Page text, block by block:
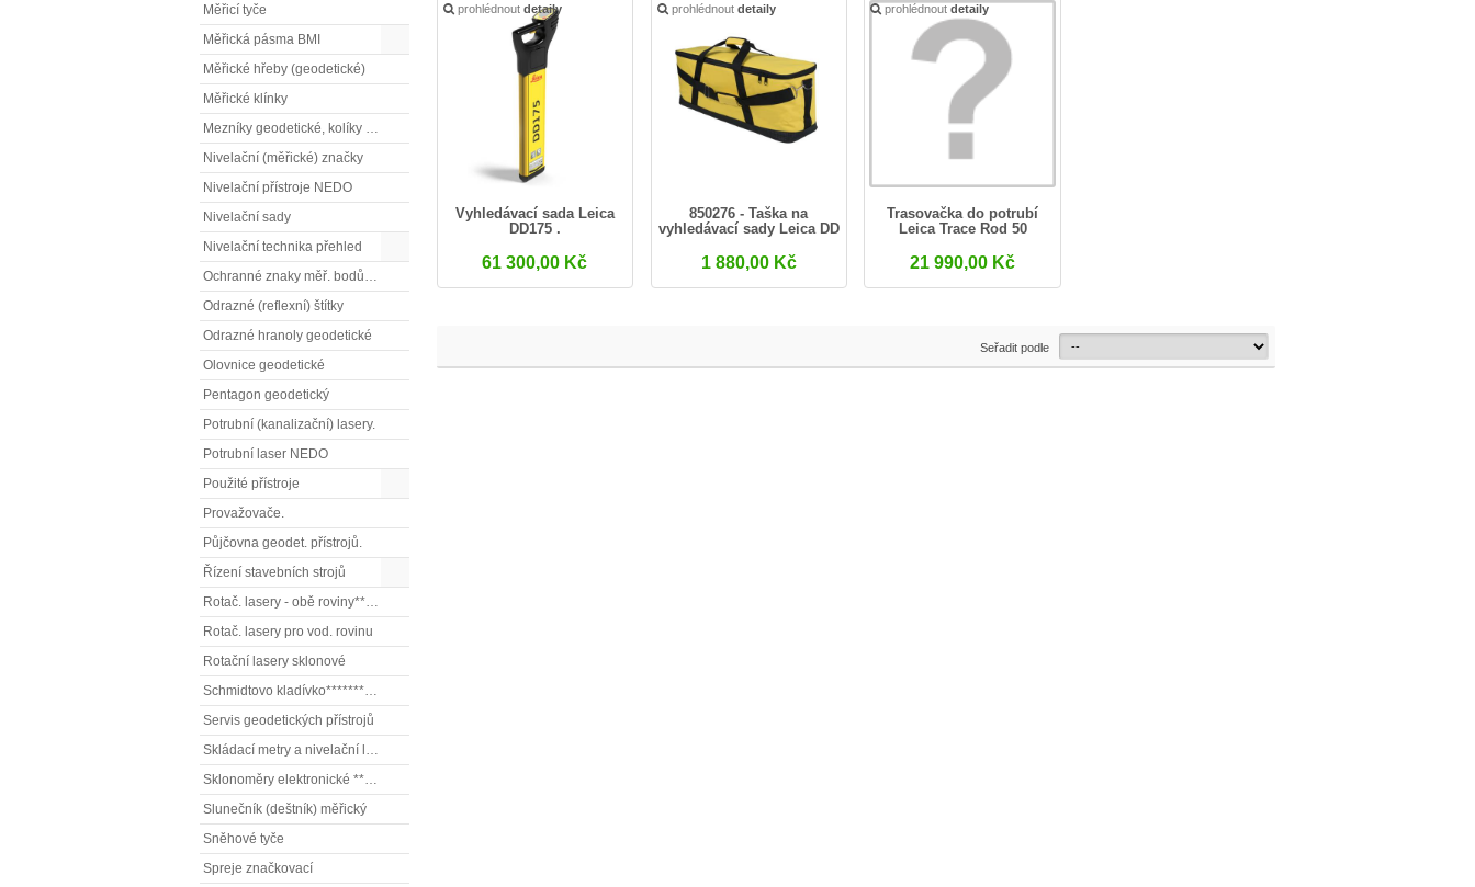
Měřicí tyče
Měřická pásma BMI
Měřické hřeby (geodetické)
Měřické klínky
Mezníky geodetické, kolíky vytyčovací
Nivelační (měřické) značky
Nivelační přístroje NEDO
Nivelační sady
Nivelační technika přehled
Ochranné znaky měř. bodů OTZ - (signalizační, ochranné tyče)
Odrazné (reflexní) štítky
Odrazné hranoly geodetické
Olovnice geodetické
Pentagon geodetický
Potrubní (kanalizační) lasery.
Potrubní laser NEDO
Použité přístroje
Provažovače.
Půjčovna geodet. přístrojů.
Řízení stavebních strojů
Rotač. lasery - obě roviny** (vodorovnou a svislou rovinu)
Rotač. lasery pro vod. rovinu
Rotační lasery sklonové
Schmidtovo kladívko******** (tvrdoměr, zkoušky betonu).)
Servis geodetických přístrojů
Skládací metry a nivelační latě
Sklonoměry elektronické **** (digitální vodováhy, sklonové lasery)
Slunečník (deštník) měřický
Sněhové tyče
Spreje značkovací
prohlédnout detaily
Vyhledávací sada Leica
DD175 .
61 300,00 Kč
prohlédnout detaily
850276 - Taška na
vyhledávací sady Leica DD
1 880,00 Kč
prohlédnoutdetaily
Trasovačka do potrubí
Leica Trace Rod 50
21 990,00 Kč
Seřadit podle